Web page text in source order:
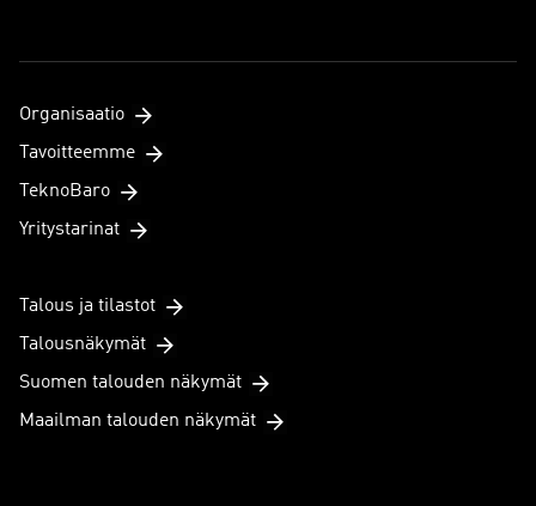
Organisaatio
Tavoitteemme
TeknoBaro
Yritystarinat
Talous ja tilastot
Talousnäkymät
Suomen talouden näkymät
Maailman talouden näkymät